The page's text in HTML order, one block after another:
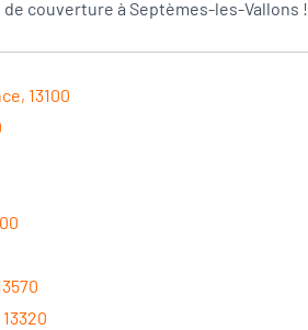
couverture à Septèmes-les-Vallons !
13100